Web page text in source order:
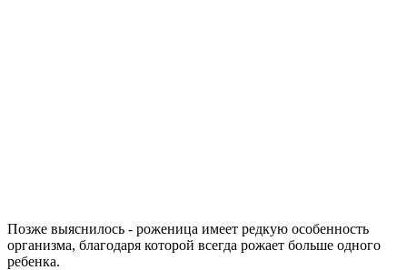
Позже выяснилось - роженица имеет редкую особенность
организма, благодаря которой всегда рожает больше одного
ребенка.